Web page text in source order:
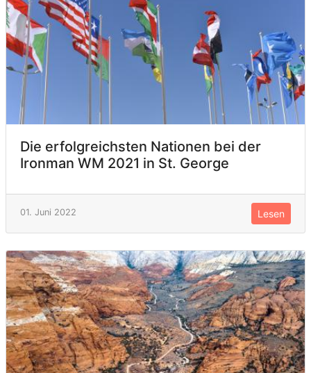
Die erfolgreichsten Nationen bei der
Ironman WM 2021 in St. George
01. Juni 2022 Lesen